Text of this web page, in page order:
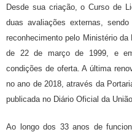
Desde sua criação, o Curso de
duas avaliações externas,
reconhecimento pelo Ministério
de 22 de março de 1999, e
condições de oferta. A última
no ano de 2018, através da
publicada no Diário Oficial da
Ao longo dos 33 anos de